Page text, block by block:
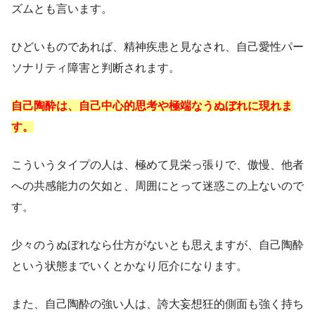
ズムとも言います。
ひどいものであれば、精神疾患と見なされ、自己愛性パー
ソナリティ障害と判断されます。
自己陶酔は、自己中心的思考や極端なうぬぼれに現れま
す。
こういうタイプの人は、極めて見栄っ張りで、傲慢、他者
への共感能力の欠如と、周囲にとって迷惑この上ないので
す。
少々のうぬぼれなら仕方がないとも思えますが、自己陶酔
という状態までいくとかなり厄介になります。
また、自己陶酔の強い人は、誇大妄想狂的側面も強く持ち